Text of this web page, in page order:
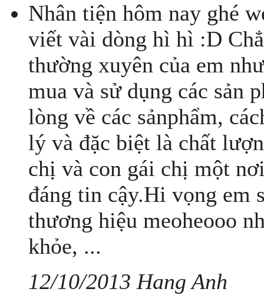
Nhân tiện hôm nay ghé
viết vài dòng hì hì :D
thường xuyên của em
mua và sử dụng các sản
lòng về các sảnphẩm,
lý và đặc biệt là chất
chị và con gái chị một
đáng tin cậy.Hi vọng em
thương hiệu meoheooo
khỏe, ...
12/10/2013 Hang Anh